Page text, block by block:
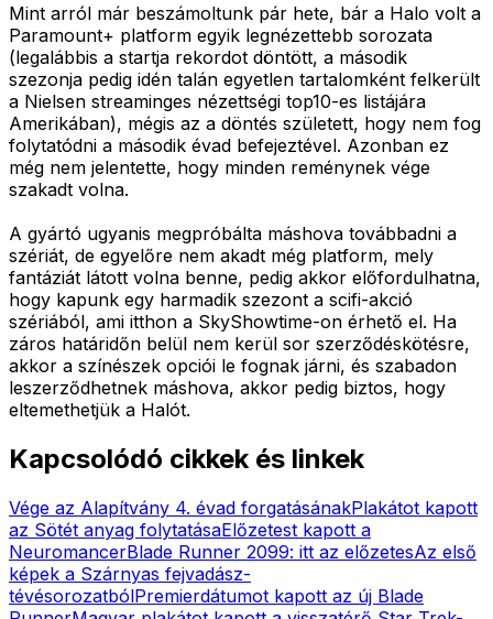
Mint arról már beszámoltunk pár hete, bár a Halo volt a
Paramount+ platform egyik legnézettebb sorozata
(legalábbis a startja rekordot döntött, a második
szezonja pedig idén talán egyetlen tartalomként felkerült
a Nielsen streaminges nézettségi top10-es listájára
Amerikában), mégis az a döntés született, hogy nem fog
folytatódni a második évad befejeztével. Azonban ez
még nem jelentette, hogy minden reménynek vége
szakadt volna.
A gyártó ugyanis megpróbálta máshova továbbadni a
szériát, de egyelőre nem akadt még platform, mely
fantáziát látott volna benne, pedig akkor előfordulhatna,
hogy kapunk egy harmadik szezont a scifi-akció
szériából, ami itthon a SkyShowtime-on érhető el. Ha
záros határidőn belül nem kerül sor szerződéskötésre,
akkor a színészek opciói le fognak járni, és szabadon
leszerződhetnek máshova, akkor pedig biztos, hogy
eltemethetjük a Halót.
Kapcsolódó cikkek és linkek
Vége az Alapítvány 4. évad forgatásánakPlakátot kapott
az Sötét anyag folytatásaElőzetest kapott a
NeuromancerBlade Runner 2099: itt az előzetesAz első
képek a Szárnyas fejvadász-
tévésorozatbólPremierdátumot kapott az új Blade